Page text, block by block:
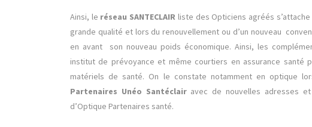
Ainsi, le réseau SANTECLAIR liste des Opticiens agréés
grande qualité et lors du renouvellement ou d’un nouveau
en avant son nouveau poids économique. Ainsi, les
institut de prévoyance et même courtiers en assurance
matériels de santé. On le constate notamment en optique
Partenaires Unéo Santéclairavec de nouvelles adresses
d’Optique Partenaires santé.